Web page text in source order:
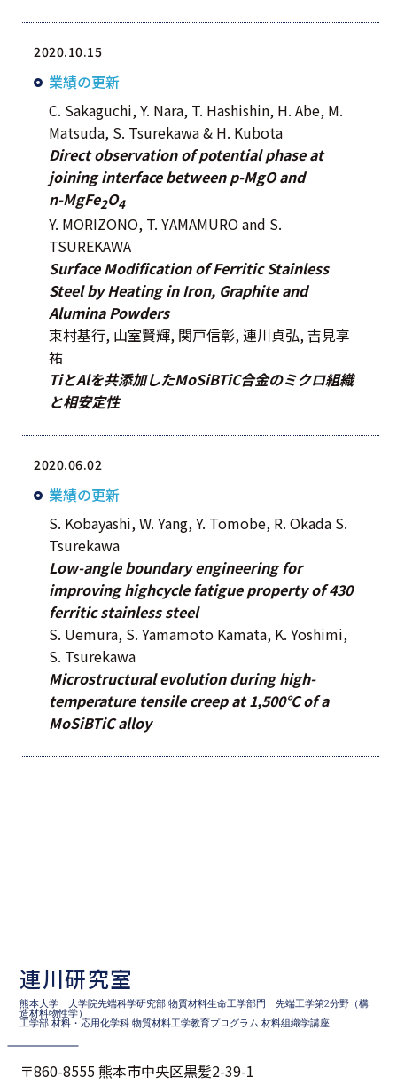
2020.10.15
業績の更新
C. Sakaguchi, Y. Nara, T. Hashishin, H. Abe, M.
Matsuda, S. Tsurekawa & H. Kubota
Direct observation of potential phase at
joining interface between p‑MgO and
n‑MgFe2O4
Y. MORIZONO, T. YAMAMURO and S.
TSUREKAWA
Surface Modification of Ferritic Stainless
Steel by Heating in Iron, Graphite and
Alumina Powders
束村基行, 山室賢輝, 関戸信彰, 連川貞弘, 吉見享
祐
TiとAlを共添加したMoSiBTiC合金のミクロ組織
と相安定性
2020.06.02
業績の更新
S. Kobayashi, W. Yang, Y. Tomobe, R. Okada S.
Tsurekawa
Low-angle boundary engineering for
improving highcycle fatigue property of 430
ferritic stainless steel
S. Uemura, S. Yamamoto Kamata, K. Yoshimi,
S. Tsurekawa
Microstructural evolution during high-
temperature tensile creep at 1,500°C of a
MoSiBTiC alloy
連川研究室
熊本大学 大学院先端科学研究部 物質材料生命工学部門 先端工学第2分野（構
造材料物性学）
工学部 材料・応用化学科 物質材料工学教育プログラム 材料組織学講座
〒860-8555 熊本市中央区黒髪2-39-1